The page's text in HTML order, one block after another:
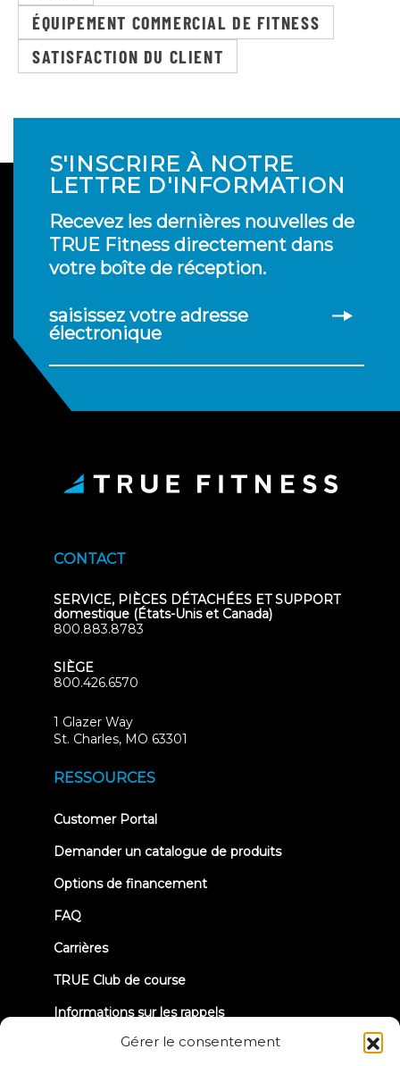
Gérer le consentement
ÉQUIPEMENT COMMERCIAL DE FITNESS
SATISFACTION DU CLIENT
S'INSCRIRE À NOTRE
LETTRE D'INFORMATION
Recevez les dernières nouvelles de
TRUE Fitness directement dans
votre boîte de réception.
saisissez votre adresse
électronique
CONTACT
SERVICE, PIÈCES DÉTACHÉES ET SUPPORT
domestique (États-Unis et Canada)
800.883.8783
SIÈGE
800.426.6570
1 Glazer Way
St. Charles, MO 63301
RESSOURCES
Customer Portal(opens
new
Demander un catalogue de produits
Options de financement
FAQ
Carrières
TRUE Club de course
Informations sur les rappels